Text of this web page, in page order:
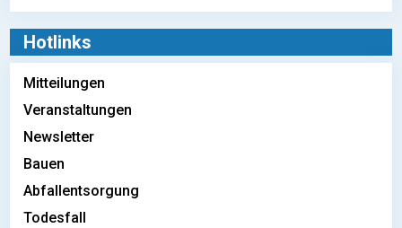
Hotlinks
Mitteilungen
Veranstaltungen
Newsletter
Bauen
Abfallentsorgung
Todesfall